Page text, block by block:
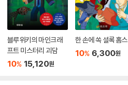
블루위키의 마인크래
프트 미스터리 괴담
10% 15,120원
한 손에 쏙 셜록 홈스
10% 6,300원